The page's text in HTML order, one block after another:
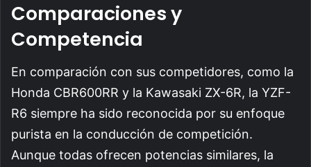
Comparaciones y
Competencia
En comparación con sus competidores, como la
Honda CBR600RR y la Kawasaki ZX-6R, la YZF-
R6 siempre ha sido reconocida por su enfoque
purista en la conducción de competición.
Aunque todas ofrecen potencias similares, la